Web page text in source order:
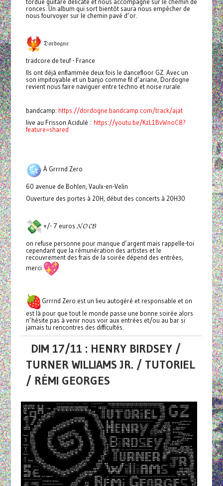
ronces. Un album qui sort bientôt saura nous empêcher de
nous fourvoyer sur le chemin pavé d’or.
𝔇𝔬𝔯𝔡𝔬𝔤𝔫𝔢
tradcore de teuf - France
Ils ont déjà enflammée deux fois le dancefloor GZ. Avec un
son impitoyable et un banjo comme fil d’ariane, Dordogne
revient nous faire naviguer entre techno et noise rurale.
bandcamp: https://dordogne.bandcamp.com/track/ajat
live au Frisson Acidulé : https://youtu.be/KzL1BvWnoC8?
feature=shared
À Grrrnd Zero
60 avenue de Bohlen, Vaulx-en-Velin
Ouverture des portes à 20H, début des concerts à 20H30
+/- 7 euros 𝓝𝓞 𝓒𝓑
on refuse personne pour manque d’argent mais rappelle-toi
cependant que la rémunération des artistes et le
recouvrement des frais de la soirée dépend des entrées,
merci
Grrrnd Zero est un lieu autogéré et responsable et on
est là pour que tout le monde passe une bonne soirée alors
n’hésite pas à venir nous voir aux entrées et/ou au bar si
jamais tu rencontres des difficultés.
DIM 17/11 : HENRY BIRDSEY /
TURNER WILLIAMS JR. / TUTORIEL
/ RÉMI GEORGES